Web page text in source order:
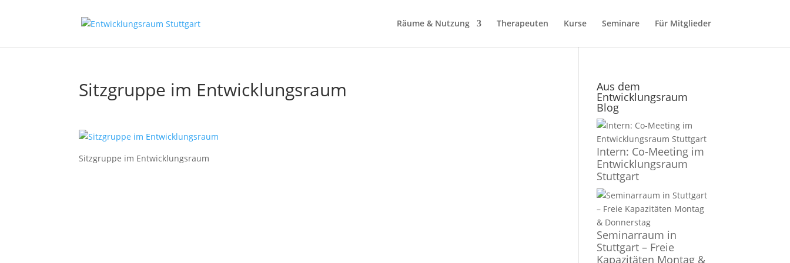
Räume & Nutzung Therapeuten Kurse Seminare Für Mitglieder
Sitzgruppe im Entwicklungsraum
Sitzgruppe im Entwicklungsraum
Aus dem
Entwicklungsraum
Blog
Intern: Co-Meeting im
Entwicklungsraum
Stuttgart
Seminarraum in
Stuttgart – Freie
Kapazitäten Montag &